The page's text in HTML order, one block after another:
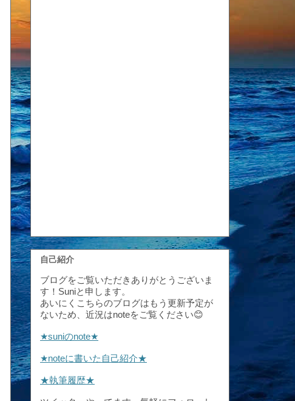
自己紹介
ブログをご覧いただきありがとうございま
す！Suniと申します。
あいにくこちらのブログはもう更新予定が
ないため、近況はnoteをご覧ください😊
★suniのnote★
★noteに書いた自己紹介★
★執筆履歴★